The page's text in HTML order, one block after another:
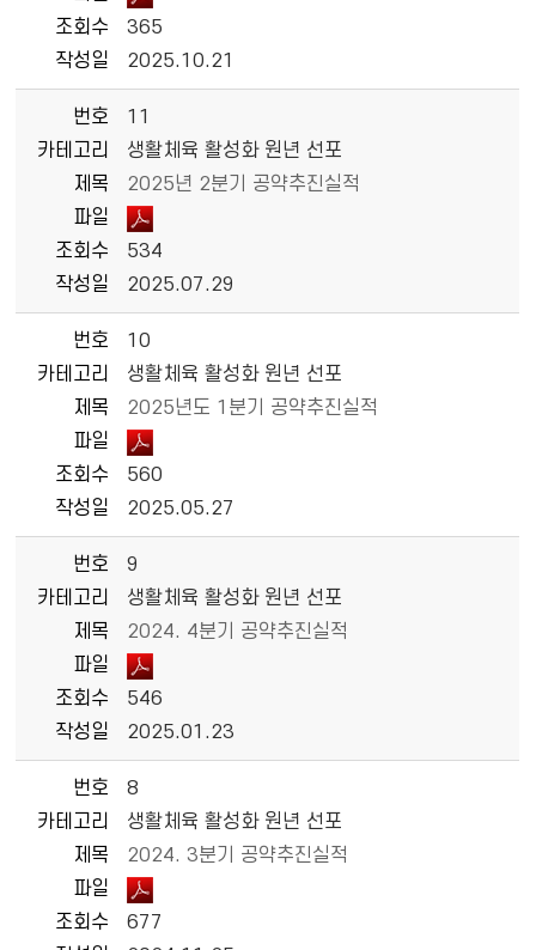
조회수
365
작성일
2025.10.21
번호
11
카테고리
생활체육 활성화 원년 선포
제목
2025년 2분기 공약추진실적
파일
조회수
534
작성일
2025.07.29
번호
10
카테고리
생활체육 활성화 원년 선포
제목
2025년도 1분기 공약추진실적
파일
조회수
560
작성일
2025.05.27
번호
9
카테고리
생활체육 활성화 원년 선포
제목
2024. 4분기 공약추진실적
파일
조회수
546
작성일
2025.01.23
번호
8
카테고리
생활체육 활성화 원년 선포
제목
2024. 3분기 공약추진실적
파일
조회수
677